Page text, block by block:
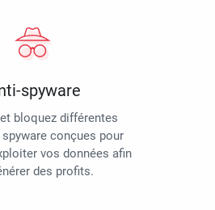
spyware
bloquez différentes
conçues pour
vos données afin
des profits.